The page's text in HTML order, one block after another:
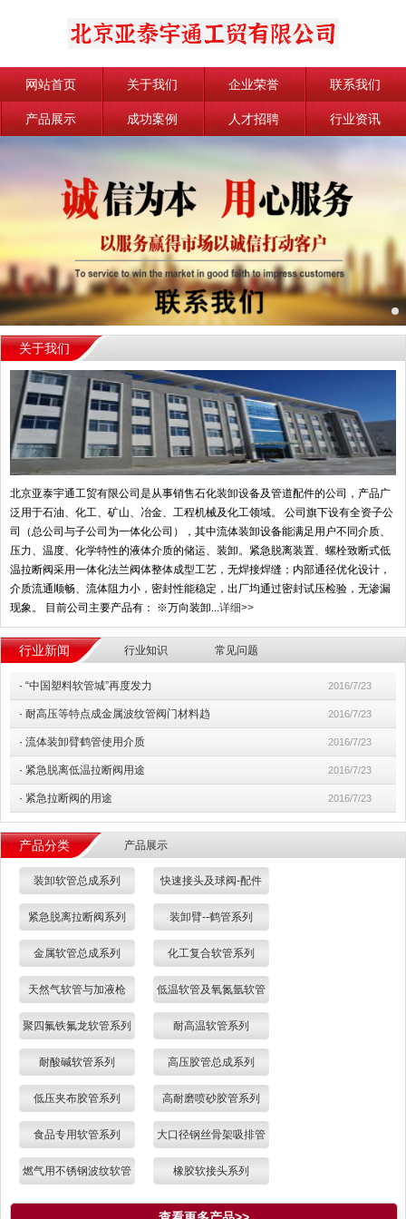
网站首页 关于我们 企业荣誉 联系我们
产品展示 成功案例 人才招聘 行业资讯
关于我们
北京亚泰宇通工贸有限公司是从事销售石化装卸设备及管道配件的公司，产品广
泛用于石油、化工、矿山、冶金、工程机械及化工领域。 公司旗下设有全资子公
司（总公司与子公司为一体化公司），其中流体装卸设备能满足用户不同介质、
压力、温度、化学特性的液体介质的储运、装卸。紧急脱离装置、螺栓致断式低
温拉断阀采用一体化法兰阀体整体成型工艺，无焊接焊缝；内部通径优化设计，
介质流通顺畅、流体阻力小，密封性能稳定，出厂均通过密封试压检验，无渗漏
现象。 目前公司主要产品有： ※万向装卸...详细>>
行业新闻 行业知识 常见问题
· “中国塑料软管城”再度发力 2016/7/23
· 耐高压等特点成金属波纹管阀门材料趋 2016/7/23
· 流体装卸臂鹤管使用介质 2016/7/23
· 紧急脱离低温拉断阀用途 2016/7/23
· 紧急拉断阀的用途 2016/7/23
产品分类 产品展示
装卸软管总成系列 快速接头及球阀-配件
紧急脱离拉断阀系列 装卸臂--鹤管系列
金属软管总成系列 化工复合软管系列
天然气软管与加液枪 低温软管及氧氮氩软管
聚四氟铁氟龙软管系列 耐高温软管系列
耐酸碱软管系列 高压胶管总成系列
低压夹布胶管系列 高耐磨喷砂胶管系列
食品专用软管系列 大口径钢丝骨架吸排管
燃气用不锈钢波纹软管 橡胶软接头系列